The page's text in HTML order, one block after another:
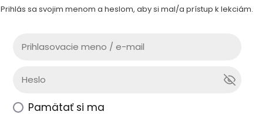
Prihlás sa svojim menom a heslom, aby si mal/a prístup k lekciám.
Pamätať si ma